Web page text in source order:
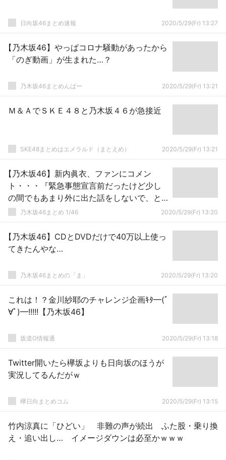
日向坂46まとめ速報 2020/5/29(Fr) 13:27
【乃木坂46】やっぱコロナ騒動があったから
「のぎ動画」が生まれた…？
乃木坂46まとめんばー 2020/5/29(Fr) 13:21
Ｍ＆ＡでＳＫＥ４８と乃木坂４６が急接近
SKE48まとめはエメラルド（まとえめ） 2020/5/29(Fr) 13:21
【乃木坂46】新内眞衣、ファンにコメン
ト・・・『緊急事態宣言前だったけど少し
の間でもあまり外に出た話をしないで、と
マネージャーに言われてた・・・』
乃木坂46まとめ 1/46 2020/5/29(Fr) 13:20
【乃木坂46】CDとDVDだけで40万以上使っ
てきたんやな…
乃木坂46まとめの「ま」 2020/5/29(Fr) 13:20
これは！？金川紗耶のチャレンジ企画ｷﾀ━(ﾟ
∀ﾟ)━!!!!!【乃木坂46】
坂道G情報通 2020/5/29(Fr) 13:18
Twitter開いたら欅坂よりも日向坂のほうが
実況してるんだがｗ
欅日向まとめコム 2020/5/29(Fr) 13:15
竹内涼真に「ひどい」 非難の声が続出 ふた股・乗り換
え・追い出し… イメージダウンは必至かｗｗｗ